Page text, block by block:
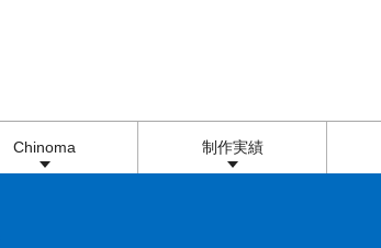
Chinoma 制作実績